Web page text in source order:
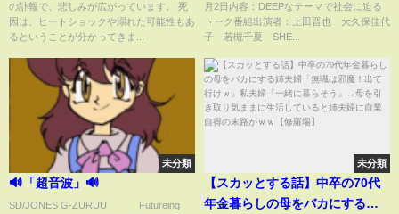
死去“ミポリン”愛称で親しまれ
数々の映画やドラマで活躍
の訃報で、悲しみが広がっています。 死
因は、ヒートショックや溺れた可能性もあ
るということが分かってきま...
2日
月2日内容：DEEPなテーマで社会に迫る
トーク番組出演者：上田晋也 大久保佳代
子 若槻千夏 SHE...
未分類
🔊「超音波」🔊
SD/JONES G-ZURUU Futureing
未分類
【スカッとする話】中卒の70代
年金暮らしの母をバカにする姉